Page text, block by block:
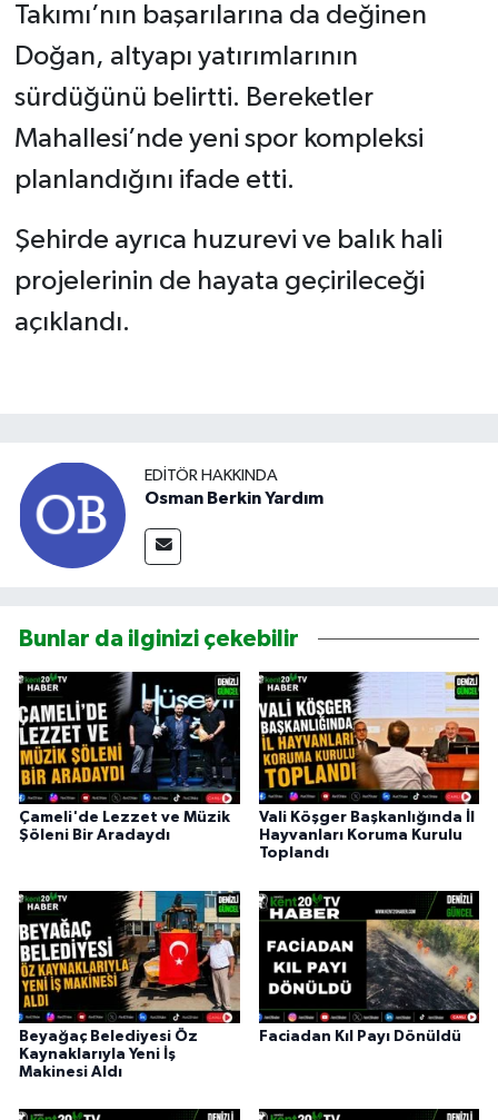
Takımı’nın başarılarına da değinen
Doğan, altyapı yatırımlarının
sürdüğünü belirtti. Bereketler
Mahallesi’nde yeni spor kompleksi
planlandığını ifade etti.
Şehirde ayrıca huzurevi ve balık hali
projelerinin de hayata geçirileceği
açıklandı.
EDITÖR HAKKINDA
Osman Berkin Yardım
Bunlar da ilginizi çekebilir
Çameli'de Lezzet ve Müzik
Şöleni Bir Aradaydı
Vali Köşger Başkanlığında İl
Hayvanları Koruma Kurulu
Toplandı
Beyağaç Belediyesi Öz
Kaynaklarıyla Yeni İş
Makinesi Aldı
Faciadan Kıl Payı Dönüldü